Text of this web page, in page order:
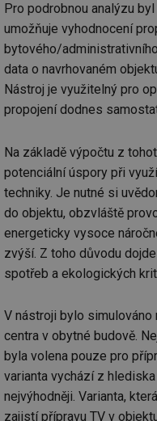
Pro podrobnou analýzu
umožňuje vyhodnocení
bytového/
data o navrhovaném
Nástroj je využitelný pro
propojení dodnes
Na základě výpočtu z
potenciální úspory při
techniky. Je nutné si
do objektu, obzvláště
energeticky vysoce
zvýší. Z toho důvodu
spotřeb a ekologických
V nástroji bylo
centra v obytné budově.
byla volena pouze pro
varianta vychází z
nejvýhodněji. Varianta,
zajistí přípravu TV v